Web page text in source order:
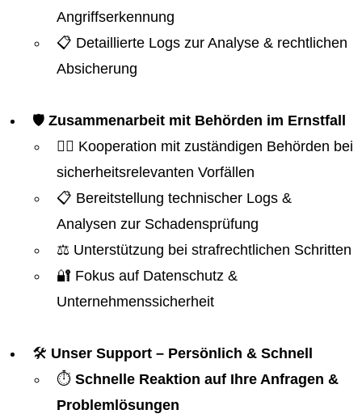
Angriffserkennung
📋 Detaillierte Logs zur Analyse & rechtlichen
Absicherung
🛡️ Zusammenarbeit mit Behörden im Ernstfall
👮‍♂️ Kooperation mit zuständigen Behörden bei
sicherheitsrelevanten Vorfällen
📋 Bereitstellung technischer Logs &
Analysen zur Schadensprüfung
⚖️ Unterstützung bei strafrechtlichen Schritten
🔐 Fokus auf Datenschutz &
Unternehmenssicherheit
🛠️ Unser Support – Persönlich & Schnell
⏱️ Schnelle Reaktion auf Ihre Anfragen &
Problemlösungen